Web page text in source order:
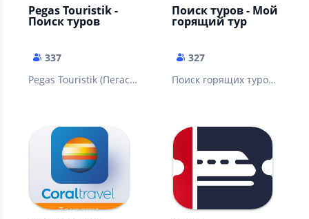
Pegas Touristik -
Поиск туров
337
Pegas Touristik (Пегас
Поиск туров - Мой
горящий тур
327
Поиск горящих туров
Доступный отдых
всем!